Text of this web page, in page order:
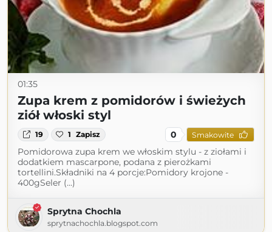
01:35
Zupa krem z pomidorów i świeżych
ziół włoski styl
19 1 Zapisz 0 Smakowite
Pomidorowa zupa krem we włoskim stylu - z ziołami i
dodatkiem mascarpone, podana z pierożkami
tortellini.Składniki na 4 porcje:Pomidory krojone -
400gSeler (...)
Sprytna Chochla
sprytnachochla.blogspot.com